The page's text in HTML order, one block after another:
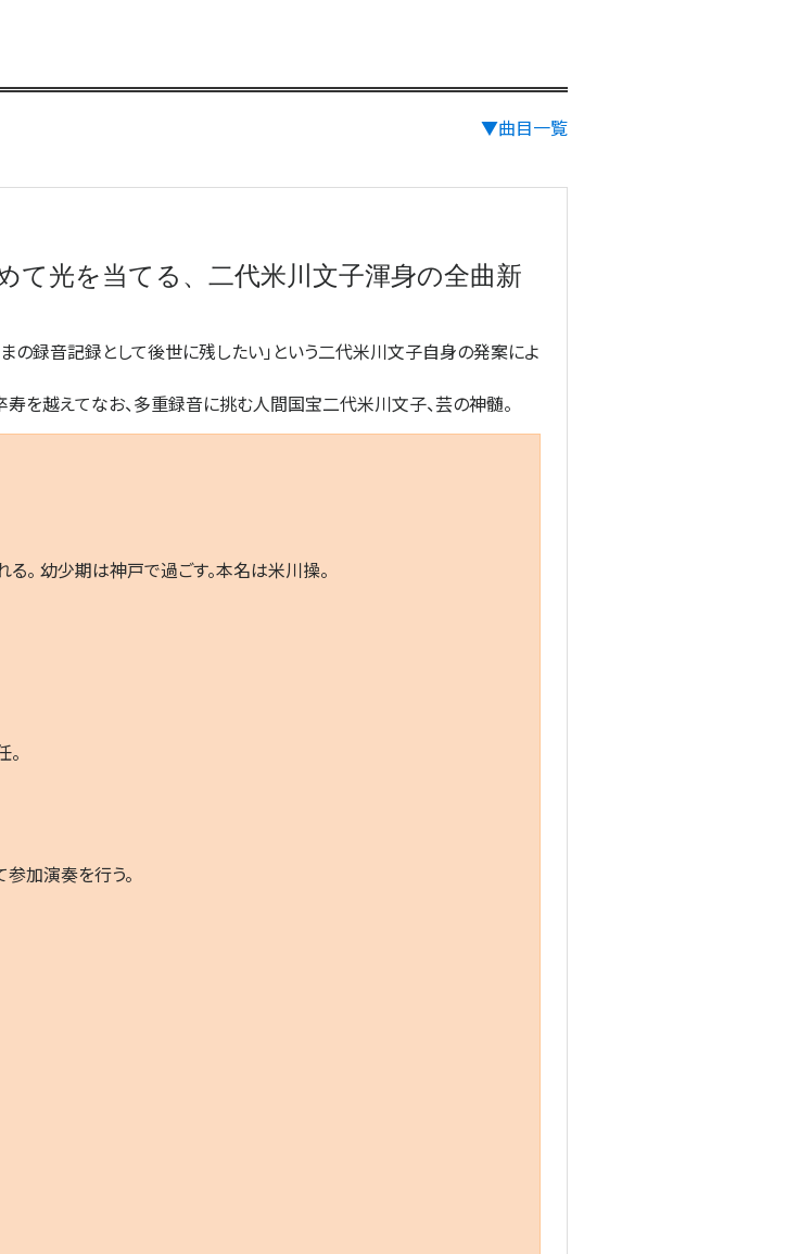
▼曲目一覧
て光を当てる、二代米川文子渾身の全曲新
の録音記録として後世に残したい」という二代米川文子自身の発案によ
を越えてなお、多重録音に挑む人間国宝二代米川文子、芸の神髄。
。 幼少期は神戸で過ごす。本名は米川操。
加演奏を行う。